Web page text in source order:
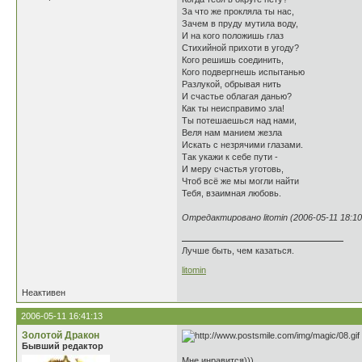
За что же прокляла ты нас,
Зачем в пруду мутила воду,
И на кого положишь глаз
Стихийной прихоти в угоду?
Кого решишь соединить,
Кого подвергнешь испытанью
Разлукой, обрывая нить
И счастье облагая данью?
Как ты неисправимо зла!
Ты потешаешься над нами,
Веля нам манием жезла
Искать с незрячими глазами.
Так укажи к себе пути -
И меру счастья уготовь,
Чтоб всё же мы могли найти
Тебя, взаимная любовь.
Отредактировано litomin (2006-05-11
Лучше быть, чем казаться.
litomin
Неактивен
2006-05-11 16:41:13
Золотой Дракон
Бывший редактор